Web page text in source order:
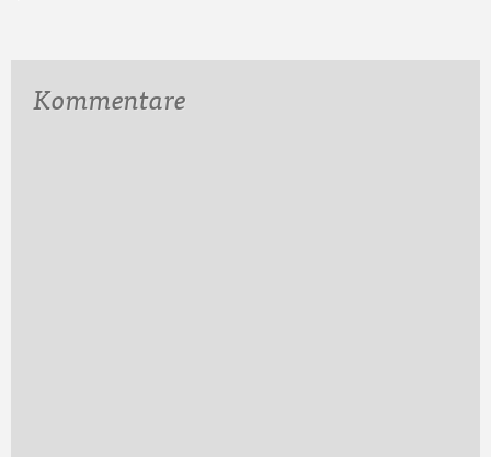
Kommentare